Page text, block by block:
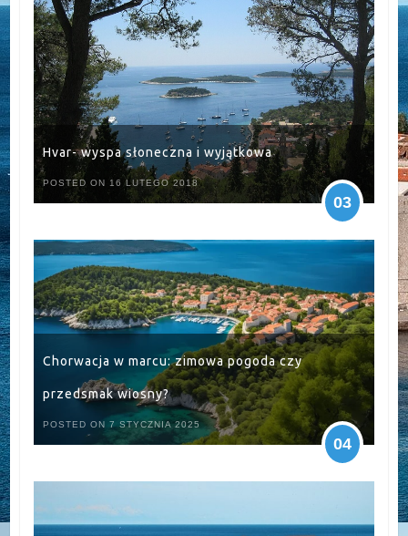
Hvar- wyspa słoneczna i wyjątkowa
POSTED ON 16 LUTEGO 2018
03
Chorwacja w marcu: zimowa pogoda czy
przedsmak wiosny?
POSTED ON 7 STYCZNIA 2025
04